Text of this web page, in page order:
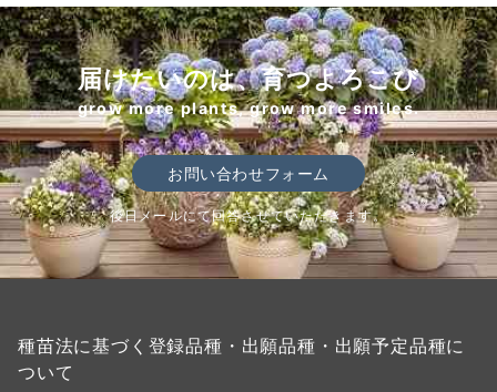
届けたいのは、育つよろこび
grow more plants, grow more smiles.
お問い合わせフォーム
後日メールにて回答させていただきます。
種苗法に基づく登録品種・出願品種・出願予定品種に
ついて